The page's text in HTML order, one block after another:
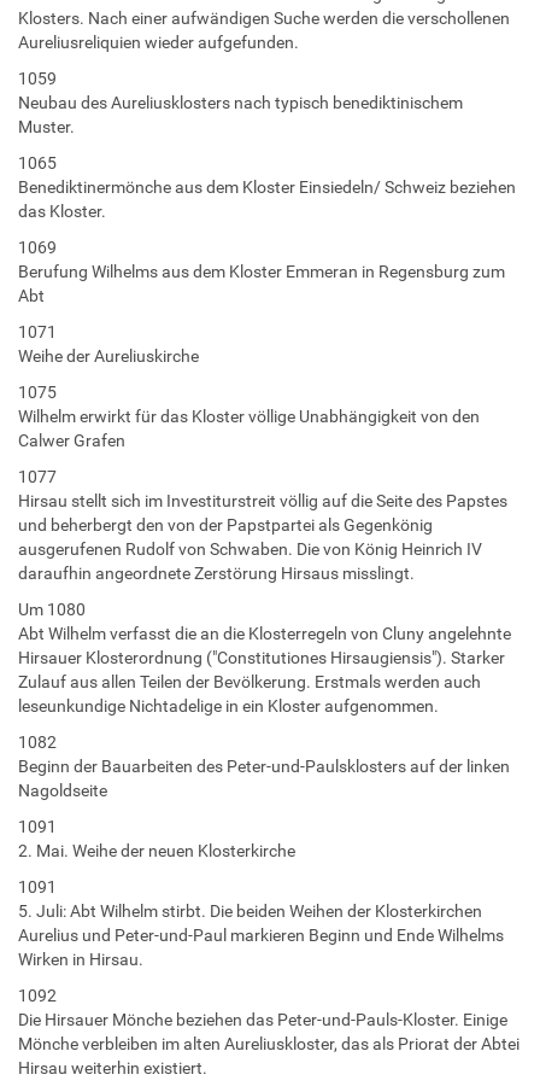
Klosters. Nach einer aufwändigen Suche werden die verschollenen
Aureliusreliquien wieder aufgefunden.
1059
Neubau des Aureliusklosters nach typisch benediktinischem
Muster.
1065
Benediktinermönche aus dem Kloster Einsiedeln/ Schweiz beziehen
das Kloster.
1069
Berufung Wilhelms aus dem Kloster Emmeran in Regensburg zum
Abt
1071
Weihe der Aureliuskirche
1075
Wilhelm erwirkt für das Kloster völlige Unabhängigkeit von den
Calwer Grafen
1077
Hirsau stellt sich im Investiturstreit völlig auf die Seite des Papstes
und beherbergt den von der Papstpartei als Gegenkönig
ausgerufenen Rudolf von Schwaben. Die von König Heinrich IV
daraufhin angeordnete Zerstörung Hirsaus misslingt.
Um 1080
Abt Wilhelm verfasst die an die Klosterregeln von Cluny angelehnte
Hirsauer Klosterordnung ("Constitutiones Hirsaugiensis"). Starker
Zulauf aus allen Teilen der Bevölkerung. Erstmals werden auch
leseunkundige Nichtadelige in ein Kloster aufgenommen.
1082
Beginn der Bauarbeiten des Peter-und-Paulsklosters auf der linken
Nagoldseite
1091
2. Mai. Weihe der neuen Klosterkirche
1091
5. Juli: Abt Wilhelm stirbt. Die beiden Weihen der Klosterkirchen
Aurelius und Peter-und-Paul markieren Beginn und Ende Wilhelms
Wirken in Hirsau.
1092
Die Hirsauer Mönche beziehen das Peter-und-Pauls-Kloster. Einige
Mönche verbleiben im alten Aureliuskloster, das als Priorat der Abtei
Hirsau weiterhin existiert.